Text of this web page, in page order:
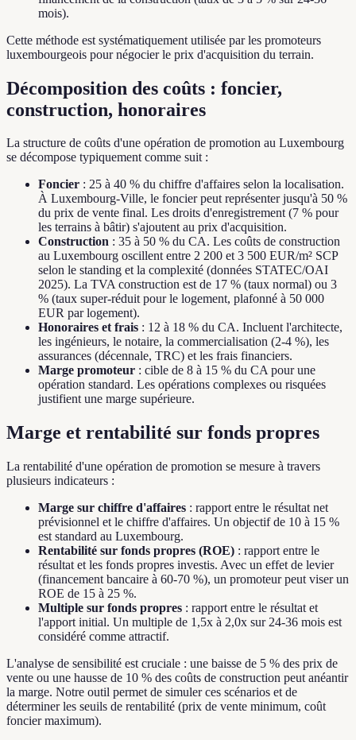
mois).
Cette méthode est systématiquement utilisée par les promoteurs
luxembourgeois pour négocier le prix d'acquisition du terrain.
Décomposition des coûts : foncier,
construction, honoraires
La structure de coûts d'une opération de promotion au Luxembourg
se décompose typiquement comme suit :
Foncier : 25 à 40 % du chiffre d'affaires selon la localisation.
À Luxembourg-Ville, le foncier peut représenter jusqu'à 50 %
du prix de vente final. Les droits d'enregistrement (7 % pour
les terrains à bâtir) s'ajoutent au prix d'acquisition.
Construction : 35 à 50 % du CA. Les coûts de construction
au Luxembourg oscillent entre 2 200 et 3 500 EUR/m² SCP
selon le standing et la complexité (données STATEC/OAI
2025). La TVA construction est de 17 % (taux normal) ou 3
% (taux super-réduit pour le logement, plafonné à 50 000
EUR par logement).
Honoraires et frais : 12 à 18 % du CA. Incluent l'architecte,
les ingénieurs, le notaire, la commercialisation (2-4 %), les
assurances (décennale, TRC) et les frais financiers.
Marge promoteur : cible de 8 à 15 % du CA pour une
opération standard. Les opérations complexes ou risquées
justifient une marge supérieure.
Marge et rentabilité sur fonds propres
La rentabilité d'une opération de promotion se mesure à travers
plusieurs indicateurs :
Marge sur chiffre d'affaires : rapport entre le résultat net
prévisionnel et le chiffre d'affaires. Un objectif de 10 à 15 %
est standard au Luxembourg.
Rentabilité sur fonds propres (ROE) : rapport entre le
résultat et les fonds propres investis. Avec un effet de levier
(financement bancaire à 60-70 %), un promoteur peut viser un
ROE de 15 à 25 %.
Multiple sur fonds propres : rapport entre le résultat et
l'apport initial. Un multiple de 1,5x à 2,0x sur 24-36 mois est
considéré comme attractif.
L'analyse de sensibilité est cruciale : une baisse de 5 % des prix de
vente ou une hausse de 10 % des coûts de construction peut anéantir
la marge. Notre outil permet de simuler ces scénarios et de
déterminer les seuils de rentabilité (prix de vente minimum, coût
foncier maximum).